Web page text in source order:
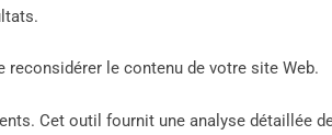
reconsidérer le contenu de votre site Web.
Cet outil fournit une analyse détaillée